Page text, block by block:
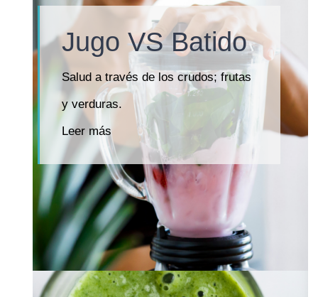
Jugo VS Batido
Salud a través de los crudos; frutas
y verduras.
Leer más